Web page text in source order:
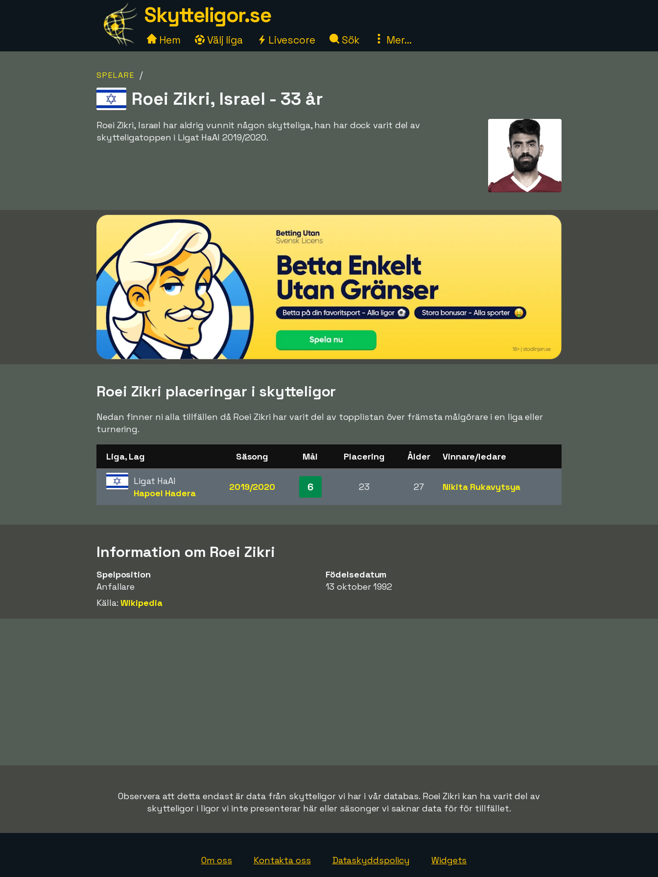
Skytteligor.se
Hem Välj liga Livescore Sök Mer...
SPELARE /
Roei Zikri, Israel - 33 år
Roei Zikri, Israel har aldrig vunnit någon skytteliga, han har dock varit del av
skytteligatoppen i Ligat HaAl 2019/2020.
Roei Zikri placeringar i skytteligor
Nedan finner ni alla tillfällen då Roei Zikri har varit del av topplistan över främsta målgörare i en liga eller
turnering.
Liga, Lag Säsong Mål Placering Ålder Vinnare/ledare
Ligat HaAl
Hapoel Hadera
2019/2020 6 23 27 Nikita Rukavytsya
Information om Roei Zikri
Spelposition
Anfallare
Födelsedatum
13 oktober 1992
Källa:Wikipedia
Observera att detta endast är data från skytteligor vi har i vår databas. Roei Zikri kan ha varit del av
skytteligor i ligor vi inte presenterar här eller säsonger vi saknar data för för tillfället.
Om oss Kontakta oss Dataskyddspolicy Widgets